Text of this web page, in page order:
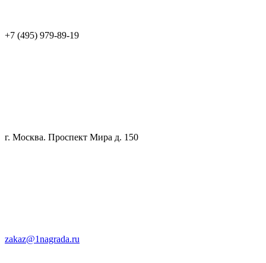
+7 (495) 979-89-19
г. Москва. Проспект Мира д. 150
zakaz@1nagrada.ru